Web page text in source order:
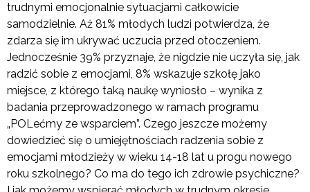
trudnymi emocjonalnie sytuacjami całkowicie
samodzielnie. Aż 81% młodych ludzi potwierdza, że
zdarza się im ukrywać uczucia przed otoczeniem.
Jednocześnie 39% przyznaje, że nigdzie nie uczyła się, jak
radzić sobie z emocjami, 8% wskazuje szkołę jako
miejsce, z którego taką naukę wyniosło – wynika z
badania przeprowadzonego w ramach programu
„POLećmy ze wsparciem”. Czego jeszcze możemy
dowiedzieć się o umiejętnościach radzenia sobie z
emocjami młodzieży w wieku 14-18 lat u progu nowego
roku szkolnego? Co ma do tego ich zdrowie psychiczne?